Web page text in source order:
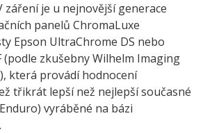
záření je u nejnovější generace
panelů ChromaLuxe
Epson UltraChrome DS nebo
(podle zkušebny Wilhelm Imaging
která provádí hodnocení
třikrát lepší než nejlepší současné
vyráběné na bázi